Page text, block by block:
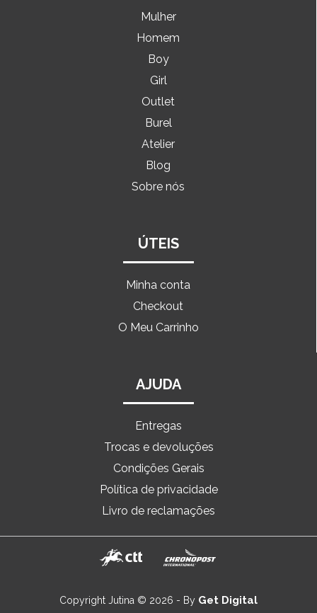
Mulher
Homem
Boy
Girl
Outlet
Burel
Atelier
Blog
Sobre nós
ÚTEIS
Minha conta
Checkout
O Meu Carrinho
AJUDA
Entregas
Trocas e devoluções
Condições Gerais
Política de privacidade
Livro de reclamações
Copyright Jutina © 2026 - By Get Digital